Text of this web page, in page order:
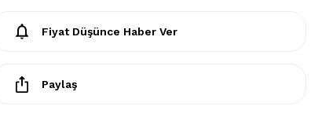
Fiyat Düşünce Haber Ver
Paylaş